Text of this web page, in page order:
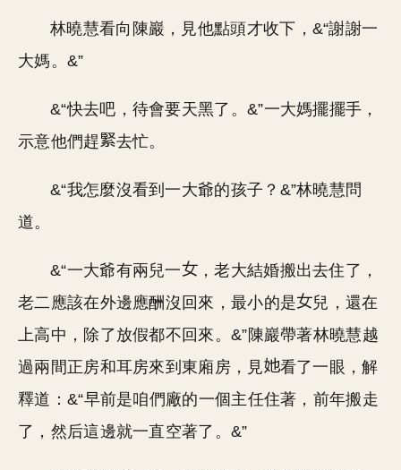
林曉慧看向陳巖，見他點頭才收下，&“謝謝一
大媽。&”
&“快去吧，待會要天黑了。&”一大媽擺擺手，
示意他們趕
去忙。
&“我怎麼沒看到一大爺的孩子？&”林曉慧問
道。
&“一大爺有兩兒一
，老大結婚搬出去住了，
老二應該在外邊應酬沒回來，最小的是
兒，還在
上高中，除了放假都不回來。&”陳巖帶著林曉慧越
過兩間正房和耳房來到東廂房，見
看了一眼，解
釋道：&“早前是咱們廠的一個主任住著，前年搬走
了，然后這邊就一直空著了。&”